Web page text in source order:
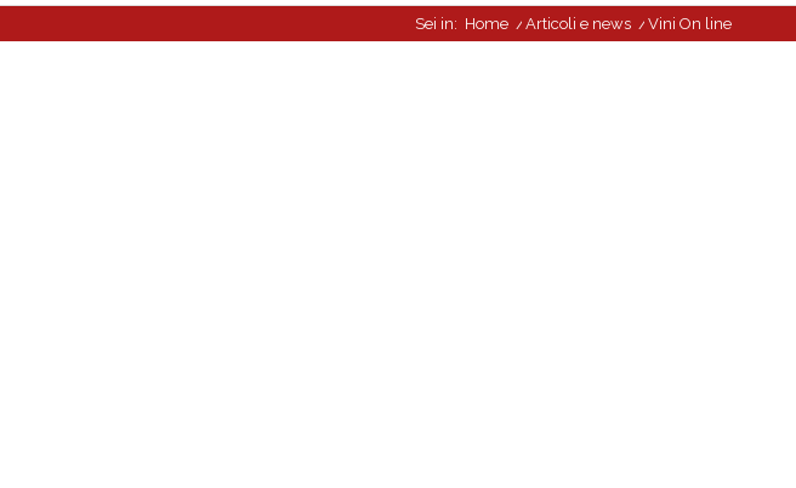
Sei in: Home / Articoli e news / Vini On line